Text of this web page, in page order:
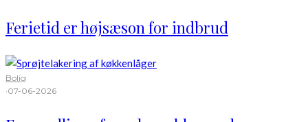
Ferietid er højsæson for indbrud
Bolig
·07-06-2026